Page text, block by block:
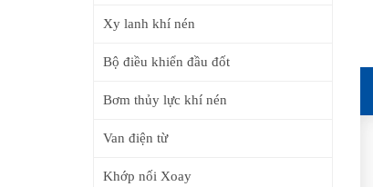
Xy lanh khí nén
Bộ điều khiển đầu đốt
Bơm thủy lực khí nén
Van điện từ
Khớp nối Xoay